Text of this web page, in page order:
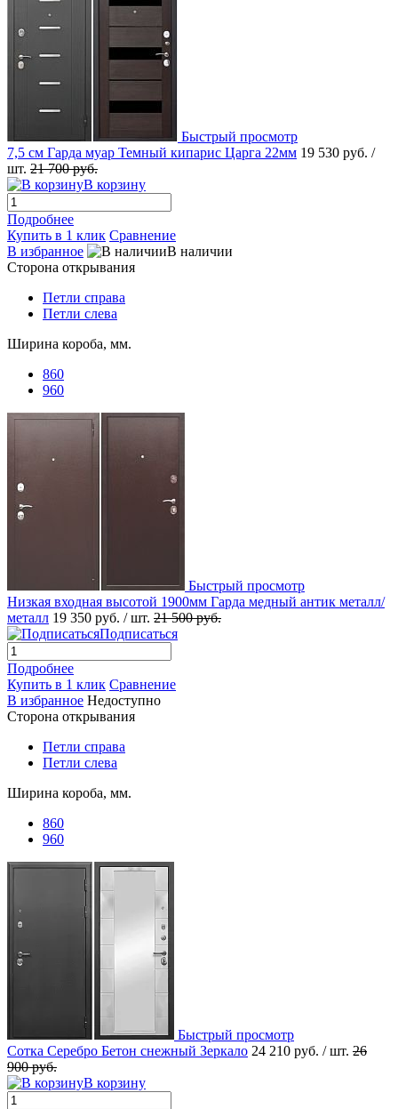
Быстрый просмотр
7,5 см Гарда муар Темный кипарис Царга 22мм 19 530 руб. /
шт. 21 700 руб.
В корзину
Подробнее
Купить в 1 клик Сравнение
В избранное
В наличии
Сторона открывания
Петли справа
Петли слева
Ширина короба, мм.
860
960
Быстрый просмотр
Низкая входная высотой 1900мм Гарда медный антик металл/
металл 19 350 руб. / шт. 21 500 руб.
Подписаться
Подробнее
Купить в 1 клик Сравнение
В избранное Недоступно
Сторона открывания
Петли справа
Петли слева
Ширина короба, мм.
860
960
Быстрый просмотр
Сотка Серебро Бетон снежный Зеркало 24 210 руб. / шт. 26
900 руб.
В корзину